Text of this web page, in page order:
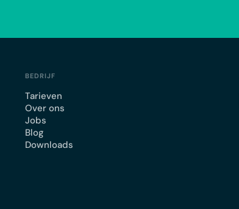
BEDRIJF
Tarieven
Over ons
Jobs
Blog
Downloads